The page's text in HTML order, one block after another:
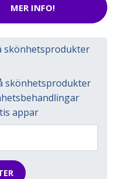
MER INFO!
skönhetsprodukter
skönhetsprodukter
appar